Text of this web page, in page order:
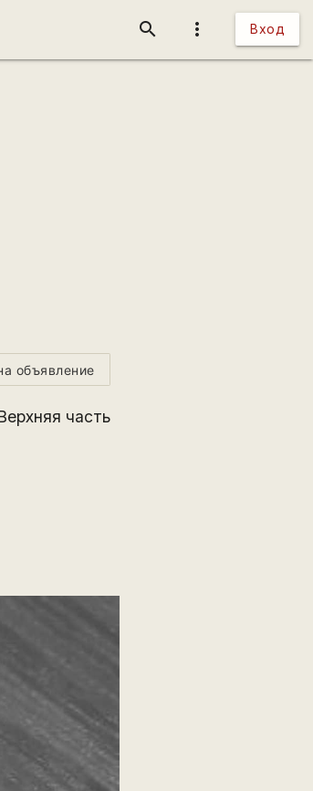
more_vert Вход
search
объявление
часть